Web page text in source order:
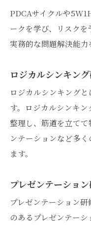
PDCAサイクルや
ークを学び、リスク
実務的な問題解決能力
ロジカルシンキン
ロジカルシンキング
す。ロジカルシンキ
整理し、筋道を立て
ンテーションなど多
ます。
プレゼンテーショ
プレゼンテーション
のあるプレゼンテー